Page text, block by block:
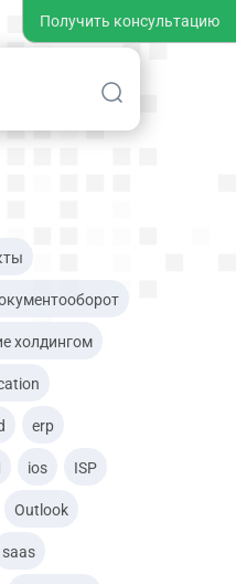
Получить консультацию
холдингом
erp
ios ISP
Outlook
saas